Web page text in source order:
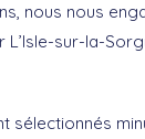
nous nous
L’Isle-sur-la-
sélectionnés